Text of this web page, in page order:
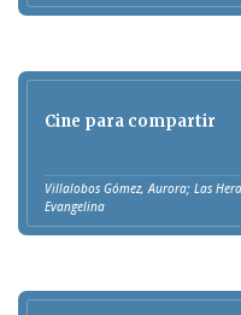
Cine para compartir
Villalobos Gómez, Aurora; Las
Evangelina